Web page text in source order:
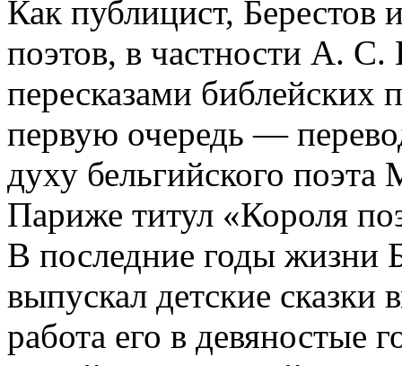
Как публицист, Берестов
поэтов, в частности А.
пересказами библейских
первую очередь —
духу бельгийского
Париже титул «Короля
В последние годы жизни
выпускал детские сказки
работа его в девяностые